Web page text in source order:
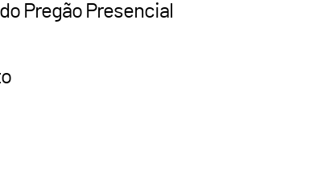
Pregão Presencial